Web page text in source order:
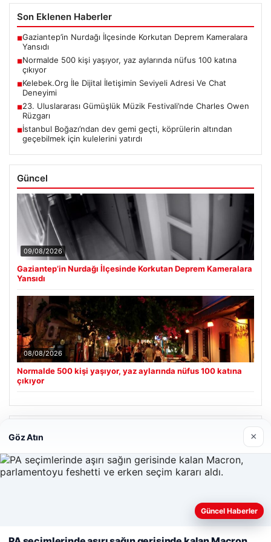
Son Eklenen Haberler
■Gaziantep’in Nurdağı İlçesinde Korkutan Deprem Kameralara
Yansıdı
■Normalde 500 kişi yaşıyor, yaz aylarında nüfus 100 katına
çıkıyor
■Kelebek.Org İle Dijital İletişimin Seviyeli Adresi Ve Chat
Deneyimi
■23. Uluslararası Gümüşlük Müzik Festivali’nde Charles Owen
Rüzgarı
■İstanbul Boğazı’ndan dev gemi geçti, köprülerin altından
geçebilmek için kulelerini yatırdı
Güncel
09/08/2026
Gaziantep’in Nurdağı İlçesinde Korkutan Deprem Kameralara
Yansıdı
08/08/2026
Normalde 500 kişi yaşıyor, yaz aylarında nüfus 100 katına
çıkıyor
Hastaş Beton
26/05/2026
Web sitemizi nasıl kullandığınızı daha iyi anlayabilmek,
Göz Atın ×
Güncel Haberler